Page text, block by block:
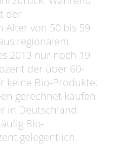
der
von 50 bis 59
regionalem
2013 nur noch 19
der über 60-
keine Bio-Produkte.
gerechnet kaufen
in Deutschland
Bio-
gelegentlich.